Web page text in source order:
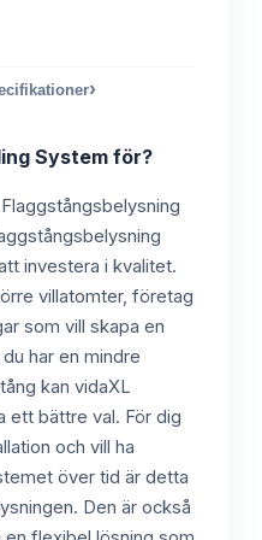
›
Systemför?
investera i kvalitet.
villatomter, företag
som vill skapa en
har en mindre
kan vidaXL
ett bättre val. För dig
och vill ha
över tid är detta
Den är också